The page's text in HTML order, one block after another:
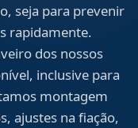
seja para prevenir
rapidamente.
dos nossos
inclusive para
montagem
ajustes na fiação,